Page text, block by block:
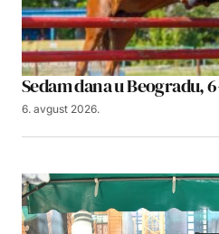
Sedam dana u Beogradu,
6. avgust 2026.